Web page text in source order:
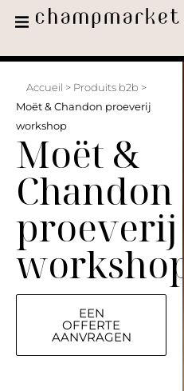
Accueil > Produits b2b >
Moët & Chandon proeverij
workshop
Moët &
Chandon
proeverij
workshop
EEN
OFFERTE
AANVRAGEN